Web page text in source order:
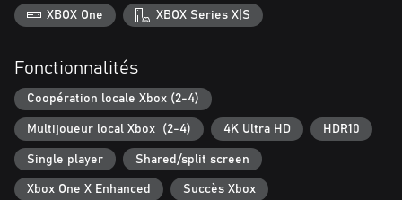
· Coop locale jusqu'à 4 joueurs pour jouer l'aventure principale
de votre quête: vont-ils vous aider ou vous nuire?
XBOX One XBOX Series X|S
Fonctionnalités
Coopération locale Xbox (2-4)
Multijoueur local Xbox (2-4) 4K Ultra HD HDR10
Single player Shared/split screen
Xbox One X Enhanced Succès Xbox